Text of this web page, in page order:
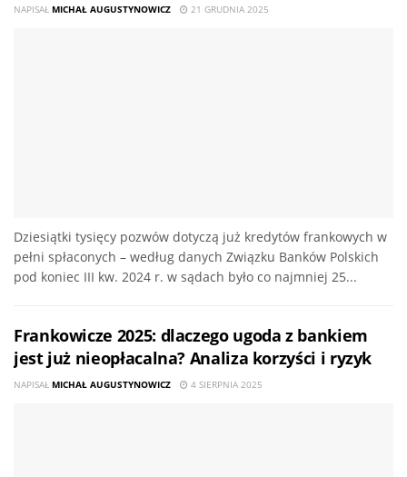
NAPISAŁ MICHAŁ AUGUSTYNOWICZ 21 GRUDNIA 2025
Dziesiątki tysięcy pozwów dotyczą już kredytów frankowych w
pełni spłaconych – według danych Związku Banków Polskich
pod koniec III kw. 2024 r. w sądach było co najmniej 25...
Frankowicze 2025: dlaczego ugoda z bankiem
jest już nieopłacalna? Analiza korzyści i ryzyk
NAPISAŁ MICHAŁ AUGUSTYNOWICZ 4 SIERPNIA 2025